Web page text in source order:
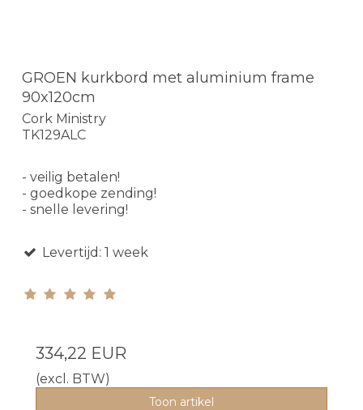
GROEN kurkbord met aluminium frame
90x120cm
Cork Ministry
TK129ALC
- veilig betalen!
- goedkope zending!
- snelle levering!
Levertijd: 1 week
334,22 EUR
(excl. BTW)
Toon artikel